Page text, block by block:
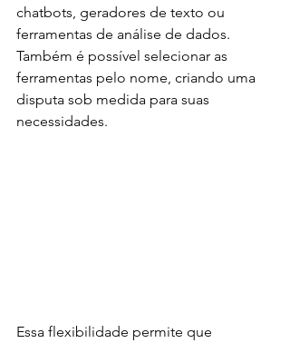
chatbots, geradores de texto ou
ferramentas de análise de dados.
Também é possível selecionar as
ferramentas pelo nome, criando uma
disputa sob medida para suas
necessidades.
Essa flexibilidade permite que